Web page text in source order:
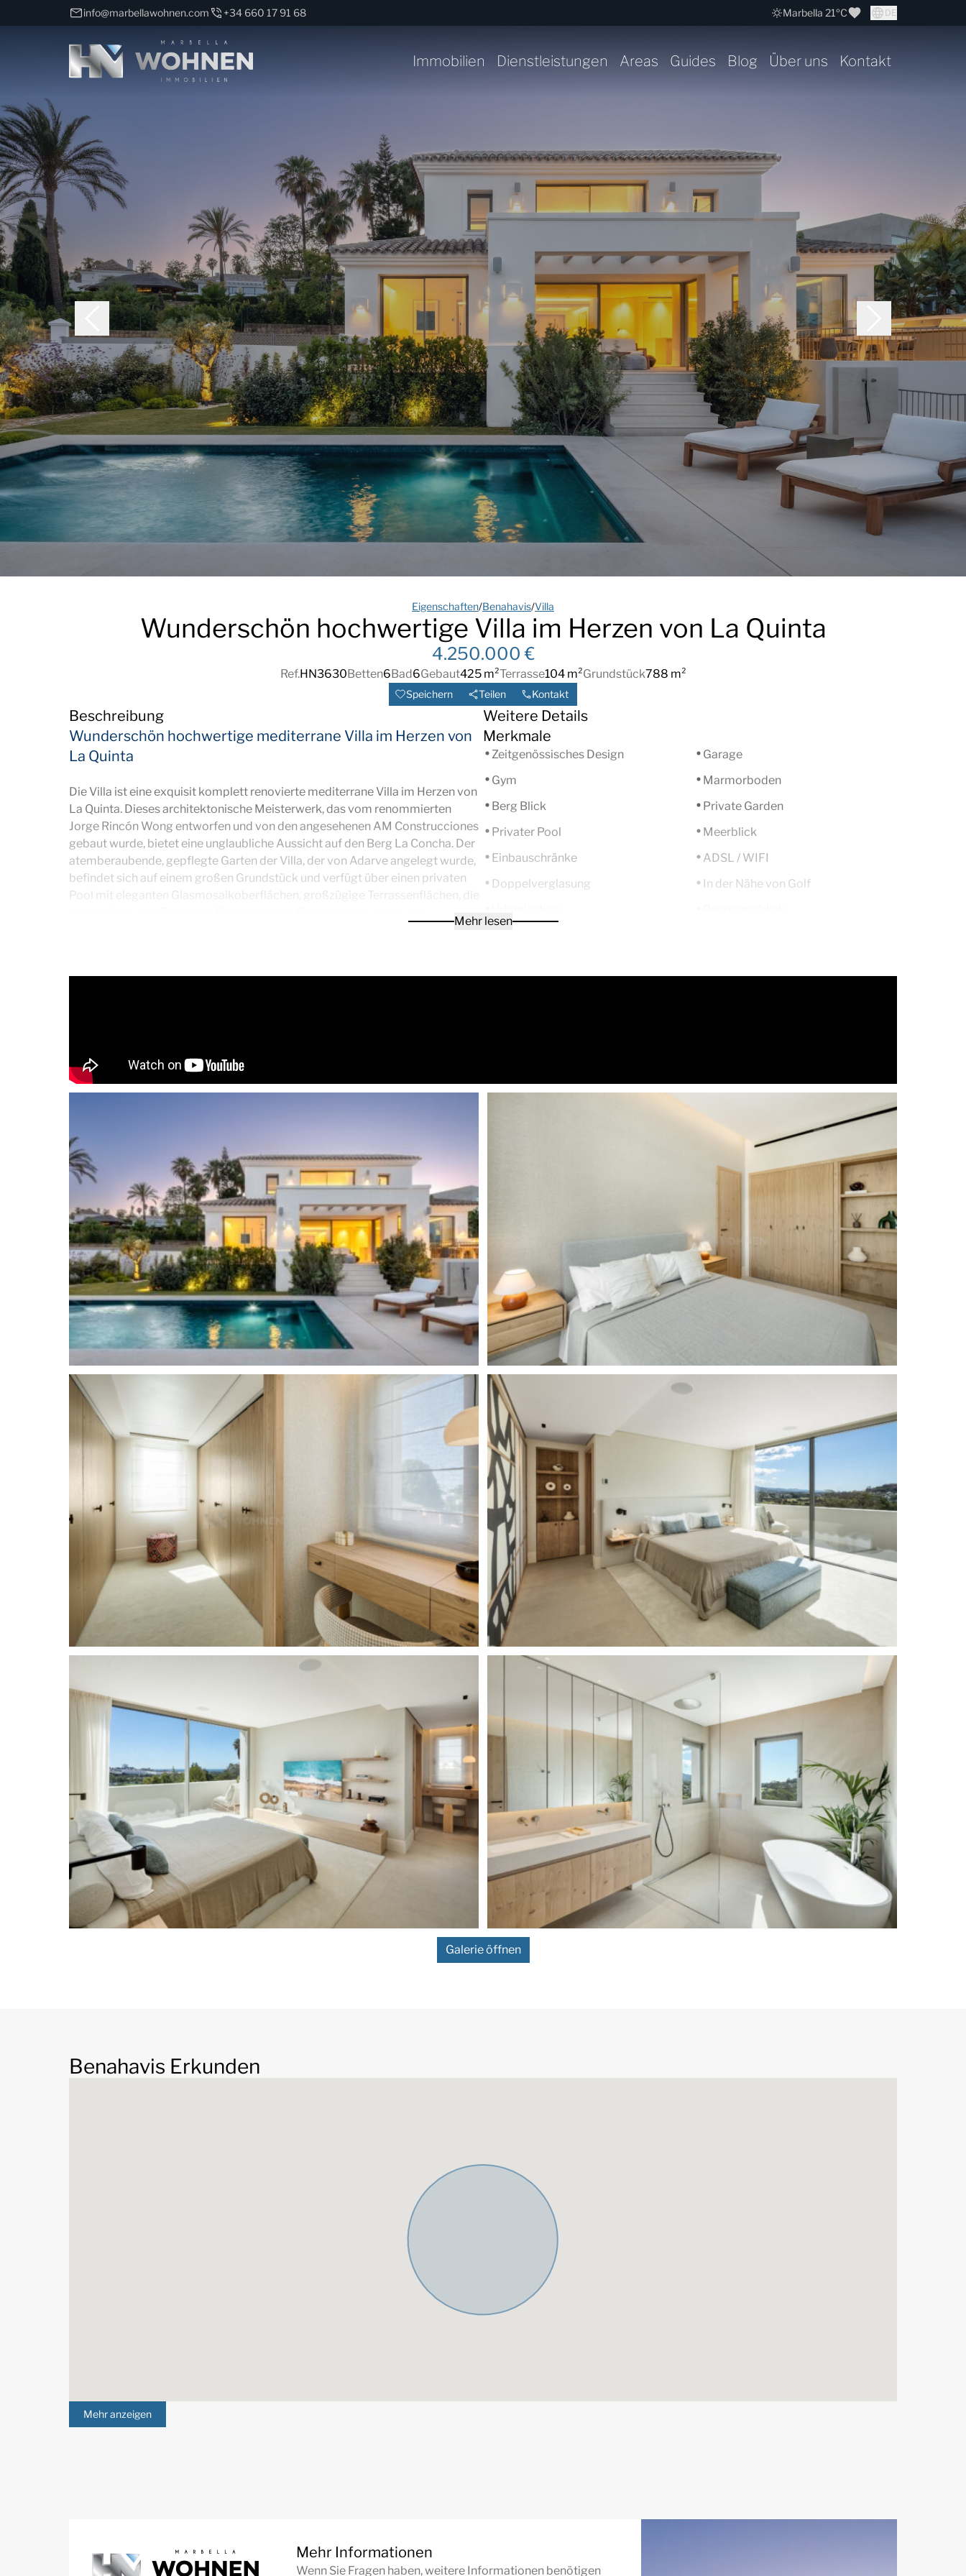
info@marbellawohnen.com +34 660 17 91 68 Marbella 21ºC DE
Immobilien Dienstleistungen Areas Guides Blog Über uns Kontakt
Eigenschaften/Benahavis/Villa
Wunderschön hochwertige Villa im Herzen von La Quinta
4.250.000 €
Ref.HN3630Betten6Bad6Gebaut425 m²Terrasse104 m²Grundstück788 m²
Speichern Teilen Kontakt
Beschreibung
Wunderschön hochwertige mediterrane Villa im Herzen von
La Quinta
Die Villa ist eine exquisit komplett renovierte mediterrane Villa im Herzen von
La Quinta. Dieses architektonische Meisterwerk, das vom renommierten
Jorge Rincón Wong entworfen und von den angesehenen AM Construcciones
gebaut wurde, bietet eine unglaubliche Aussicht auf den Berg La Concha. Der
atemberaubende, gepflegte Garten der Villa, der von Adarve angelegt wurde,
befindet sich auf einem großen Grundstück und verfügt über einen privaten
Pool mit eleganten Glasmosaikoberflächen, großzügige Terrassenflächen, die
Außenküche mit Grill. Treten Sie ein und entdecken Sie eine offene Küche, ein
ästhetisch ansprechend und verfügt über hochmoderne AEG-Geräte und
Silestone-Arbeitsplatten, während der Essbereich einen direkten Blick auf den
gestalteten Schlafzimmern, die allesamt ein Maximum an Luxus und Ruhe
bieten. Das Hauptschlafzimmer ist ein wahres Herzstück und bietet eine
private Terrasse, einen begehbaren Kleiderschrank und ein großes Hauptbad
mit Doppelwaschtisch, freistehender Dusche und freistehender Badewanne.
Zu den Annehmlichkeiten des Hauses gehören ein Unterhaltungsraum mit
Fernsehbereich, Spielebereich und individueller Bar, ein voll ausgestattetes
Fitnessstudio, ein Weinschrank mit präziser Temperatur- und
Feuchtigkeitskontrolle und ein Hamam. Die Villa verkörpert den Gipfel
luxuriösen Wohnens und verspricht einen beispiellosen Lebensstil voller
Eleganz und Gelassenheit.
Die Urbanisation La Quinta liegt am nordwestlichen Ende des exklusiven
„Golftales“ in Nueva Andalucía und gehört zur Gemeinde Benahavís, grenzt
jedoch direkt an Nueva Andalucía und San Pedro de Alcántara, welche zur
Gemeinde Marbella gehören. La Quinta befindet sich auf den Ausläufern der
Serranía de Ronda, in leicht erhöhter Lage. Diese Urbanisation ist als
privilegiertes Golfer Gebiet, in dem die Häuser und Apartmentanlagen um den
27-Loch Golfplatz des La Quinta Golf and Country Clubs angesiedelt sind, und
dadurch eine entspannte und grüne Umgebung bieten, wohl bekannt.
Einkaufsmöglichkeiten befinden sich nur wenige Autominuten nach San Pedro
de Alcántara, Nueva Andalucía oder sogar Puerto Banús und Marbella
Nueva Andalucía
ist ein exklusives Gebiet am Fuße der Sierra Blanca, eines
der begehrtesten Wohngebiete der
, direkt am weltberühmten
und legendären Puerto Banús mit seinem luxuriösen Yachthafen mit Designer-
Boutiquen. und ein geschäftiges öffentliches Leben das ganze
Jahr. Wohlhabende Wohngegend mit eleganten Villen und Luxus-Apartments.
Nueva Andalucia, auch bekannt als The Golf Valley, ist der Ort für die
renommiertesten Golfplätze an der Küste, darunter der Real Club de Golf in
Las Brisas, der Los Naranjos Golf Club und der Aloha Golf Club.
Weitere Details
Merkmale
Zeitgenössisches Design
Garage
Gym
Marmorboden
Berg Blick
Private Garden
Privater Pool
Meerblick
Einbauschränke
ADSL / WIFI
Doppelverglasung
In der Nähe von Golf
Brandneu
Fußbodenheizung (durchgehend)
Komplett eingerichtete Küche
In der Nähe der Stadt
In der Nähe der Schule
In der Nähe von Geschäften
Mehr lesen
Galerie öffnen
Benahavis Erkunden
Mehr anzeigen
Mehr Informationen
Wenn Sie Fragen haben, weitere Informationen benötigen